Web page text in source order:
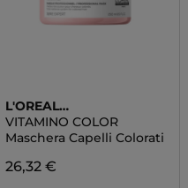
L'OREAL
PROFESSIONNEL
VITAMINO COLOR
Maschera Capelli Colorati
26,32 €